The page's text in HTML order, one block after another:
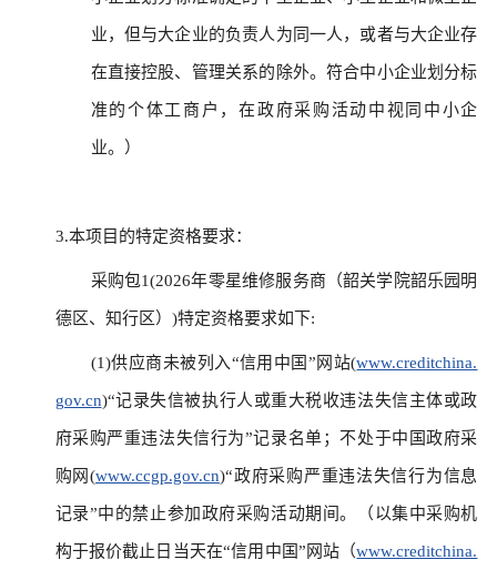
业，但与大企业的负责人为同一人，或者与大企业存
在直接控股、管理关系的除外。符合中小企业划分标
准的个体工商户，在政府采购活动中视同中小企
业。）
3.本项目的特定资格要求：
采购包1(2026年零星维修服务商（韶关学院韶乐园明
德区、知行区）)特定资格要求如下:
(1)供应商未被列入“信用中国”网站(www.creditchina.
gov.cn)“记录失信被执行人或重大税收违法失信主体或政
府采购严重违法失信行为”记录名单；不处于中国政府采
购网(www.ccgp.gov.cn)“政府采购严重违法失信行为信息
记录”中的禁止参加政府采购活动期间。（以集中采购机
构于报价截止日当天在“信用中国”网站（www.creditchina.